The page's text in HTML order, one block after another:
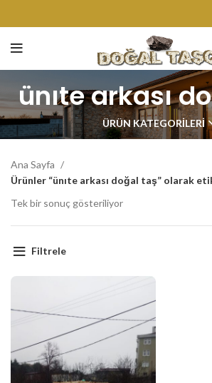
ünıte arkası
ÜRÜN KATEGORILERI
Ana Sayfa
Ürünler “ünıte arkası doğal taş” olarak
Tek bir sonuç gösteriliyor
Filtrele